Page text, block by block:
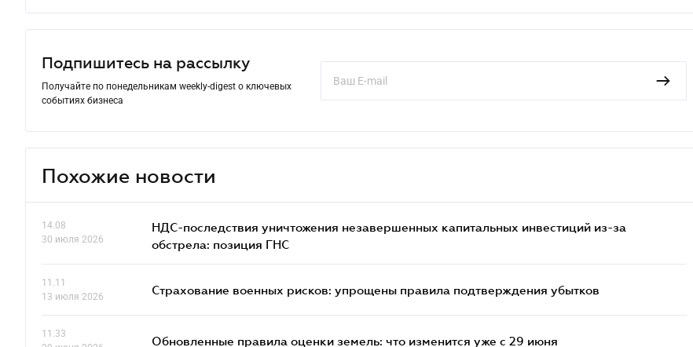
Подпишитесь на рассылку
Получайте по понедельникам weekly-digest о ключевых
событиях бизнеса
Похожие новости
14.08
30 июля 2026
НДС-последствия уничтожения незавершенных капитальных инвестиций из-за
обстрела: позиция ГНС
11.11
13 июля 2026
Страхование военных рисков: упрощены правила подтверждения убытков
11.33
Обновленные правила оценки земель: что изменится уже с 29 июня